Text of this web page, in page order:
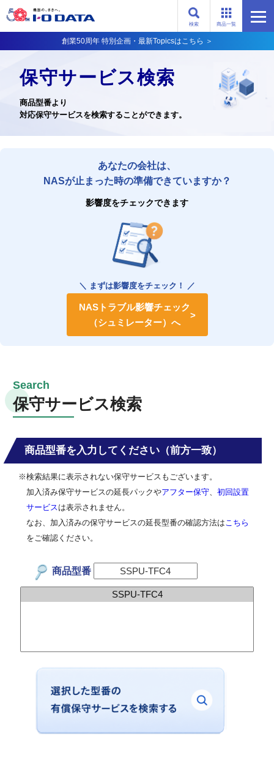
商品一覧
検索
創業50周年 特別企画・最新Topicsはこちら ＞
保守サービス検索
商品型番より
対応保守サービスを検索することができます。
あなたの会社は、
NASが止まった時の準備できていますか？
影響度をチェックできます
＼ まずは影響度をチェック！ ／
NASトラブル影響チェック
（シュミレーター）へ
保守サービス検索
商品型番を入力してください（前方一致）
※検索結果に表示されない保守サービスもございます。
加入済み保守サービスの延長パックやアフター保守
初回設置
サービス は表示されません。
なお、加入済みの保守サービスの延長型番の確認方法は こちら
をご確認ください。
商品型番